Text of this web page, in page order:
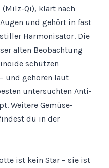
(Milz-Qi), klärt nach
und gehört in fast
Harmonisator. Die
alten Beobachtung
schützen
und gehören laut
untersuchten Anti-
Weitere Gemüse-
du in der
ist kein Star – sie ist